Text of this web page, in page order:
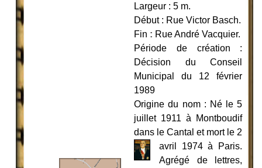
Largeur : 5 m.
Début : Rue Victor Basch.
Fin : Rue André Vacquier.
Période de création :
Décision du Conseil
Municipal du 12 février
1989
Origine du nom : Né le 5
juillet 1911 à Montboudif
dans le Cantal et mort le 2
avril 1974 à Paris.
Agrégé de lettres,